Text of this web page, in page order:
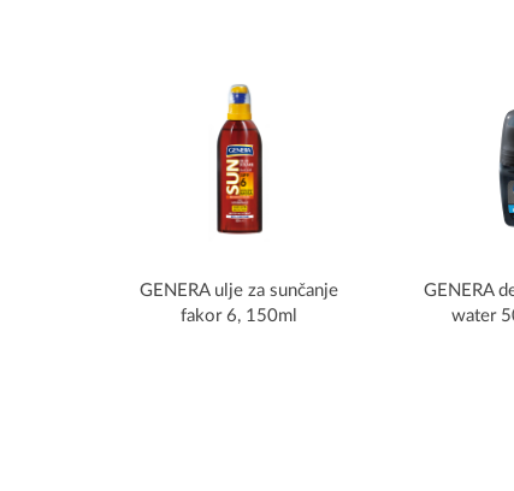
GENERA ulje za sunčanje
fakor 6, 150ml
GENERA
water